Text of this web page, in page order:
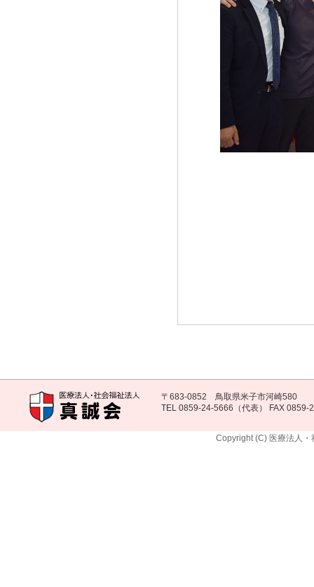
〒683-0852 鳥取県米子市河崎580
TEL 0859-24-5666（代表） FAX 0859-
Copyright (C) 医療法人